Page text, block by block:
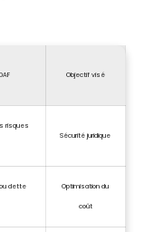
Objectif visé
risques
Sécurité juridique
dette Optimisation du
coût